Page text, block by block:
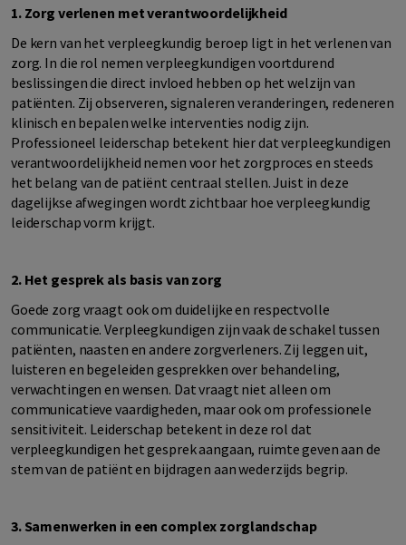
1. Zorg verlenen met verantwoordelijkheid
De kern van het verpleegkundig beroep ligt in het verlenen van
zorg. In die rol nemen verpleegkundigen voortdurend
beslissingen die direct invloed hebben op het welzijn van
patiënten. Zij observeren, signaleren veranderingen, redeneren
klinisch en bepalen welke interventies nodig zijn.
Professioneel leiderschap betekent hier dat verpleegkundigen
verantwoordelijkheid nemen voor het zorgproces en steeds
het belang van de patiënt centraal stellen. Juist in deze
dagelijkse afwegingen wordt zichtbaar hoe verpleegkundig
leiderschap vorm krijgt.
2. Het gesprek als basis van zorg
Goede zorg vraagt ook om duidelijke en respectvolle
communicatie. Verpleegkundigen zijn vaak de schakel tussen
patiënten, naasten en andere zorgverleners. Zij leggen uit,
luisteren en begeleiden gesprekken over behandeling,
verwachtingen en wensen. Dat vraagt niet alleen om
communicatieve vaardigheden, maar ook om professionele
sensitiviteit. Leiderschap betekent in deze rol dat
verpleegkundigen het gesprek aangaan, ruimte geven aan de
stem van de patiënt en bijdragen aan wederzijds begrip.
3. Samenwerken in een complex zorglandschap